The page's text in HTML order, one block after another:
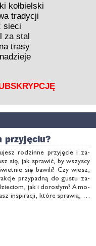
kołbielski
tradycji
sieci
za stal
trasy
przyjęciu?
ro­dzin­ne przy­ję­cie i za­
się, jak spra­wić, by wszy­scy
się ba­wi­li? Czy wiesz,
przy­pad­ną do gu­stu za­
jak i do­ro­słym? A mo­
in­spi­ra­cji, któ­re spra­wią, że